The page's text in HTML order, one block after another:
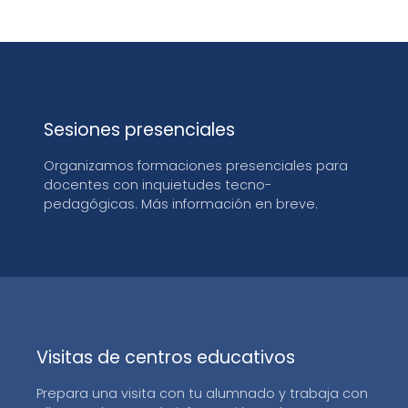
Sesiones presenciales
Organizamos formaciones presenciales para
docentes con inquietudes tecno-
pedagógicas. Más información en breve.
Visitas de centros educativos
Prepara una visita con tu alumnado y trabaja con